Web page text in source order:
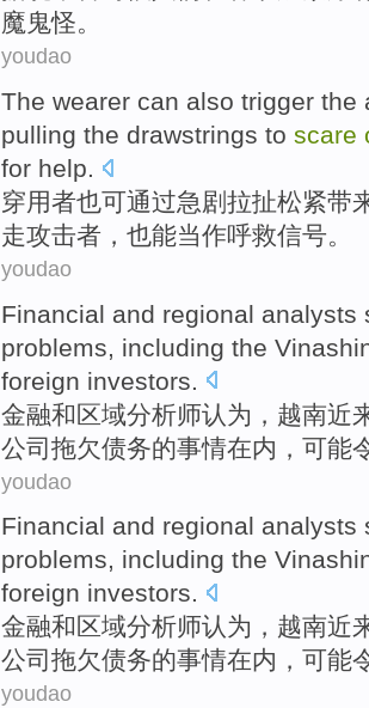
魔鬼怪。
youdao
The wearer can also trigger the
pulling the drawstrings to scare
for help.
穿用者也可通过急剧拉扯松紧带
走攻击者，也能当作呼救信号。
youdao
Financial and regional analysts
problems
including the
foreign investors
金融和区域分析师认为 ， 越南近
公司拖欠债务的事情在内， 可能
youdao
Financial and regional analysts
problems, including the
foreign investors.
金融和 区域分析师认为 ， 越南近
公司拖欠债务的事情在内， 可能
youdao